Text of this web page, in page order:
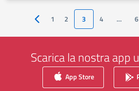
Pagina precedente
1 2 3 4 … 6
Scarica la nostra app
App Store